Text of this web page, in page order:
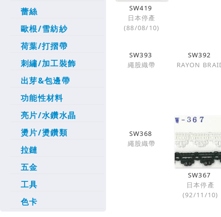
蕾絲
歐根/雪紡紗
荷葉/打摺帶
刺繡/加工裝飾
出芽&包邊帶
功能性材料
亮片/水鑽水晶
燙片/燙鑽類
拉鏈
五金
工具
色卡
SW419
日本停產
(88/08/10)
SW393
繩股織帶
SW392
RAYON
SW368
繩股織帶
SW367
日本停產
(92/11/10)